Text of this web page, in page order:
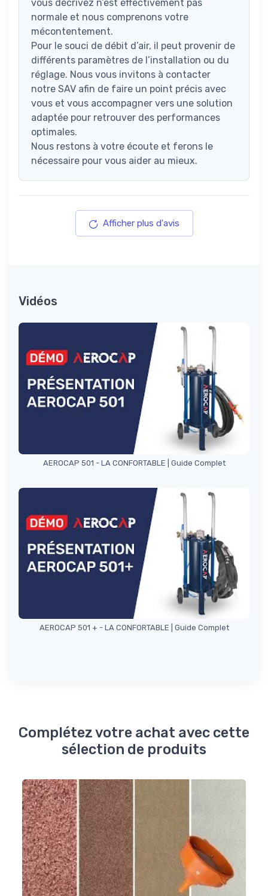
vous décrivez n’est effectivement pas
normale et nous comprenons votre
mécontentement.
Pour le souci de débit d’air, il peut provenir de
différents paramètres de l’installation ou du
réglage. Nous vous invitons à contacter
notre SAV afin de faire un point précis avec
vous et vous accompagner vers une solution
adaptée pour retrouver des performances
optimales.
Nous restons à votre écoute et ferons le
nécessaire pour vous aider au mieux.
Afficher plus d'avis
Vidéos
AEROCAP 501 - LA CONFORTABLE | Guide Complet
AEROCAP 501 + - LA CONFORTABLE | Guide Complet
Complétez votre achat avec cette
sélection de produits